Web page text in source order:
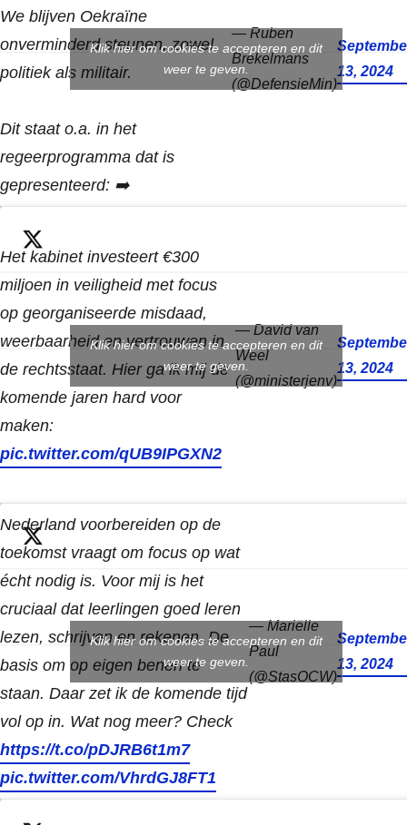
We blijven Oekraïne
onverminderd steunen, zowel
politiek als militair.
Dit staat o.a. in het
regeerprogramma dat is
gepresenteerd: ➡️
https://t.co/cBk9sVto1f
pic.twitter.com/1RAPSDx3Ou
— Ruben
Brekelmans
(@DefensieMin)
13, 2024
Klik hier om cookies te accepteren en dit
weer te geven.
Het kabinet investeert €300
miljoen in veiligheid met focus
op georganiseerde misdaad,
weerbaarheid en vertrouwen in
de rechtsstaat. Hier ga ik mij de
komende jaren hard voor
maken:
pic.twitter.com/qUB9IPGXN2
— David van
Weel
(@ministerjenv)
13, 2024
Klik hier om cookies te accepteren en dit
weer te geven.
Nederland voorbereiden op de
toekomst vraagt om focus op wat
écht nodig is. Voor mij is het
cruciaal dat leerlingen goed leren
lezen, schrijven en rekenen. De
basis om op eigen benen te
staan. Daar zet ik de komende tijd
vol op in. Wat nog meer? Check
https://t.co/pDJRB6t1m7
pic.twitter.com/VhrdGJ8FT1
— Mariëlle
Paul
(@StasOCW)
13, 2024
Klik hier om cookies te accepteren en dit
weer te geven.